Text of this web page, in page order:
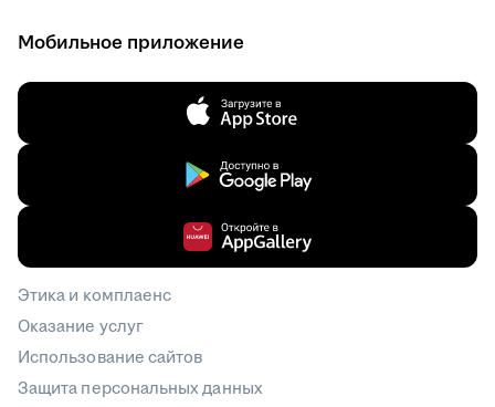
Мобильное приложение
Этика и комплаенс
Оказание услуг
Использование сайтов
Защита персональных данных